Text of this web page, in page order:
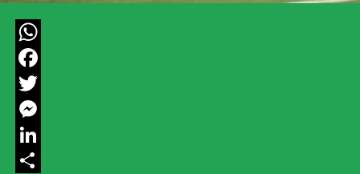
WhatsApp
Facebook
Twitter
Messenger
LinkedIn